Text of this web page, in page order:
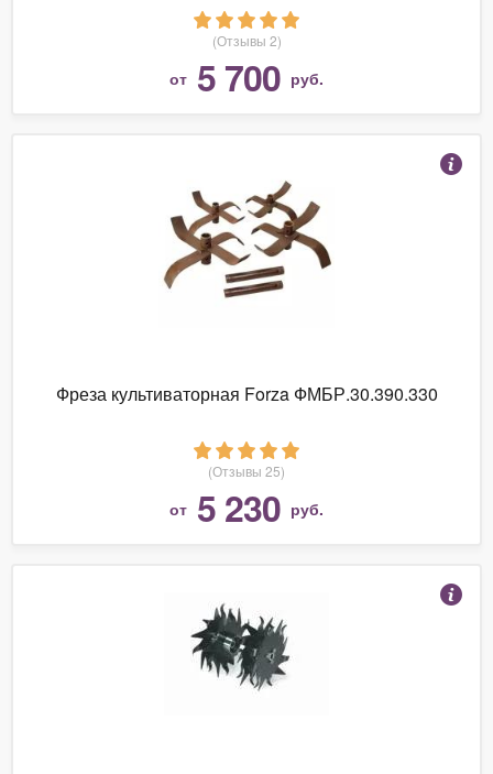
(Отзывы 2)
от 5 700 руб.
Фреза культиваторная Forza ФМБР.30.390.330
(Отзывы 25)
от 5 230 руб.